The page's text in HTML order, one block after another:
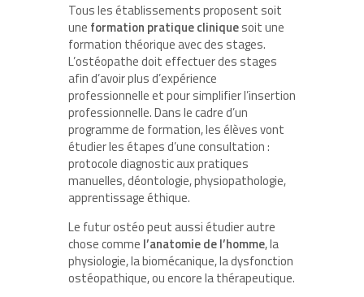
Tous les établissements proposent soit
une formation pratique cliniquesoit une
formation théorique avec des stages.
L’ostéopathe doit effectuer des stages
afin d’avoir plus d’expérience
professionnelle et pour simplifier l’insertion
professionnelle. Dans le cadre d’un
programme de formation, les élèves vont
étudier les étapes d’une consultation :
protocole diagnostic aux pratiques
manuelles, déontologie, physiopathologie,
apprentissage éthique.
Le futur ostéo peut aussi étudier autre
chose comme l’anatomie de l’homme, la
physiologie, la biomécanique, la dysfonction
ostéopathique, ou encore la thérapeutique.